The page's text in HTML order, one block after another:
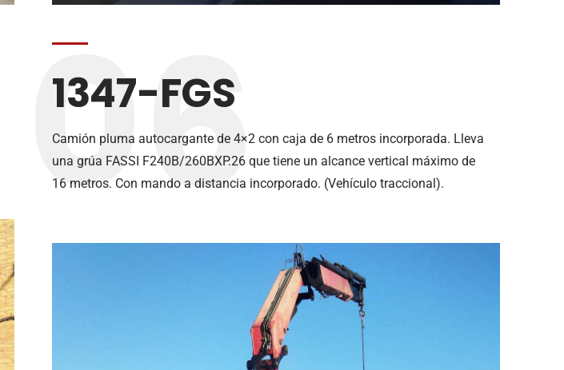
06
1347-FGS
Camión pluma autocargante de 4×2 con caja de 6 metros incorporada. Lleva
una grúa FASSI F240B/260BXP.26 que tiene un alcance vertical máximo de
16 metros. Con mando a distancia incorporado. (Vehículo traccional).